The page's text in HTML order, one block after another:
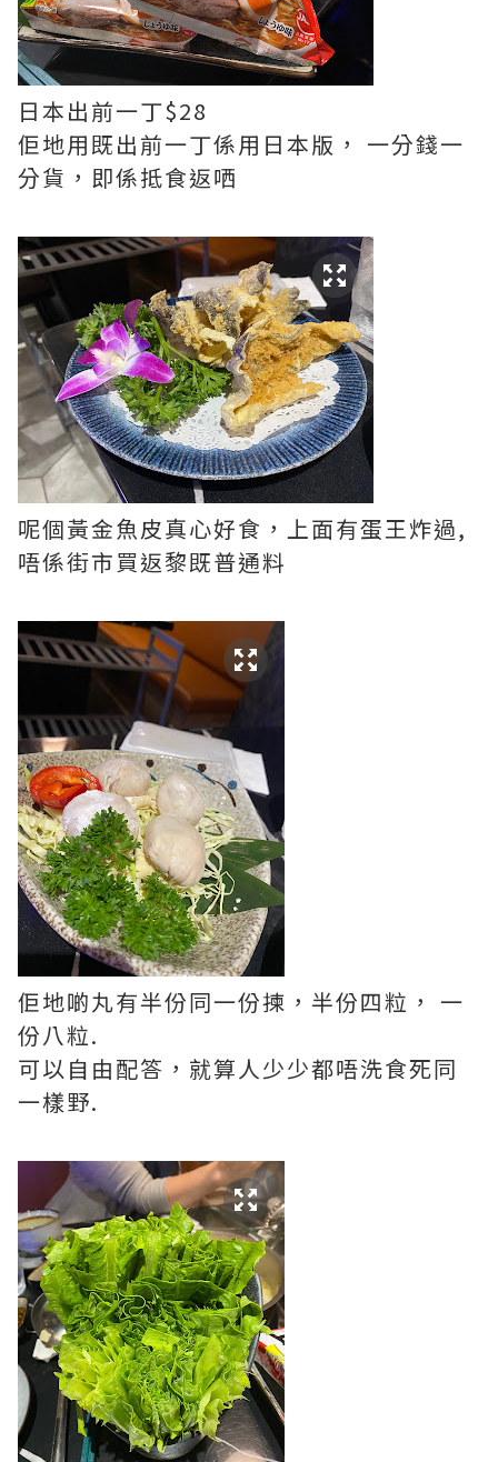
日本出前一丁$28
佢地用既出前一丁係用日本版， 一分錢一
分貨，即係抵食返哂
呢個黃金魚皮真心好食，上面有蛋王炸過,
唔係街市買返黎既普通料
佢地啲丸有半份同一份揀，半份四粒， 一
份八粒.
可以自由配答，就算人少少都唔洗食死同
一樣野.